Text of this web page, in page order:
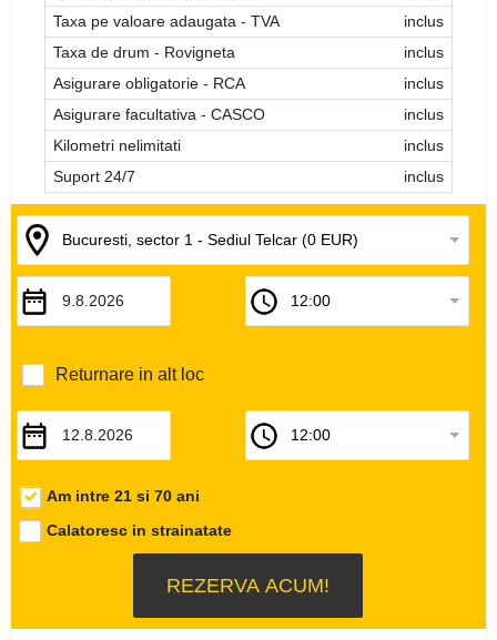
Taxa pe valoare adaugata - TVA
inclus
Taxa de drum - Rovigneta
inclus
Asigurare obligatorie - RCA
inclus
Asigurare facultativa - CASCO
inclus
Kilometri nelimitati
inclus
Suport 24/7
inclus
Returnare in alt loc
Am intre 21 si 70 ani
Calatoresc in strainatate